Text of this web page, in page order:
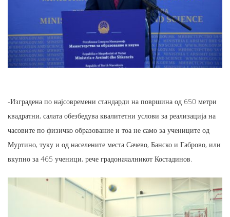
-Изградена по најсовремени стандарди на површина од 650 метри
квадратни, салата обезбедува квалитетни услови за реализација на
часовите по физичко образование и тоа не само за учениците од
Муртино, туку и од населените места Сачево, Банско и Габрово, или
вкупно за 465 ученици, рече градоначалникот Костадинов.